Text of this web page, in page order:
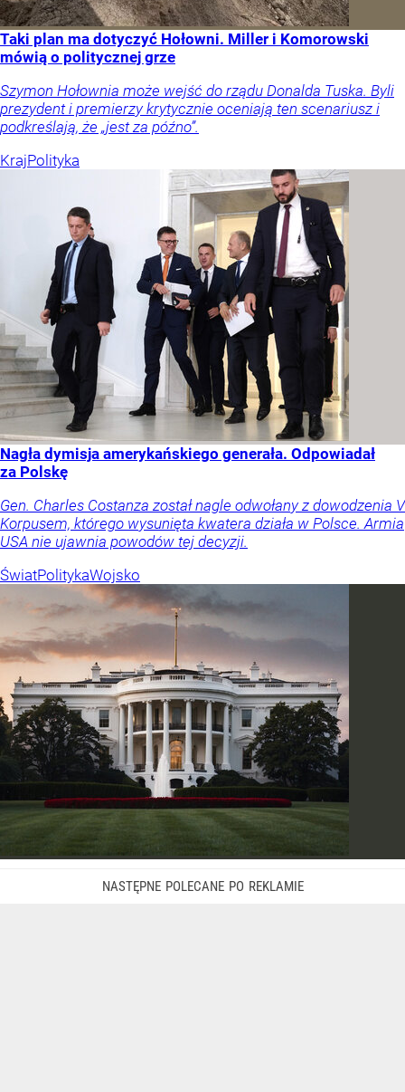
Taki plan ma dotyczyć Hołowni. Miller i Komorowski
mówią o politycznej grze
Szymon Hołownia może wejść do rządu Donalda Tuska. Byli
prezydent i premierzy krytycznie oceniają ten scenariusz i
podkreślają, że „jest za późno”.
KrajPolityka
Nagła dymisja amerykańskiego generała. Odpowiadał
za Polskę
Gen. Charles Costanza został nagle odwołany z dowodzenia V
Korpusem, którego wysunięta kwatera działa w Polsce. Armia
USA nie ujawnia powodów tej decyzji.
ŚwiatPolitykaWojsko